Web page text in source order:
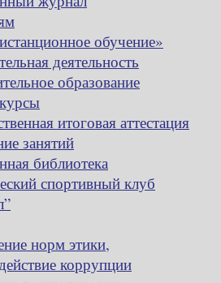
обучение»
деятельность
образование
итоговая аттестация
занятий
библиотека
спортивный клуб
норм этики,
коррупции